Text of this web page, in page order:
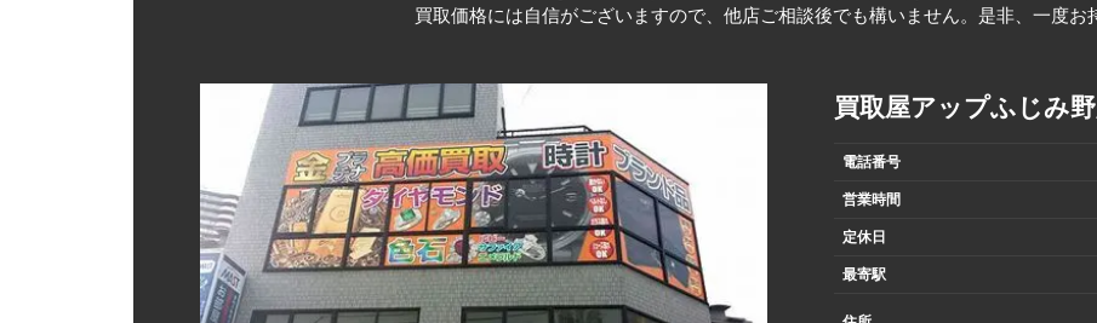
買取価格には自信がございますので、他店ご相談後でも構いません。是非、一度お
買取屋アップふじみ
電話番号
営業時間
定休日
最寄駅